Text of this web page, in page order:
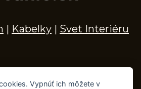
| Kabelky | Svet Interiéru
Vypnúť ich môžete v